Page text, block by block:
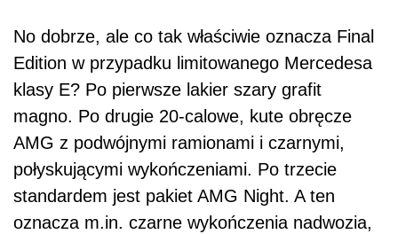
No dobrze, ale co tak właściwie oznacza Final
Edition w przypadku limitowanego Mercedesa
klasy E? Po pierwsze lakier szary grafit
magno. Po drugie 20-calowe, kute obręcze
AMG z podwójnymi ramionami i czarnymi,
połyskującymi wykończeniami. Po trzecie
standardem jest pakiet AMG Night. A ten
oznacza m.in. czarne wykończenia nadwozia,